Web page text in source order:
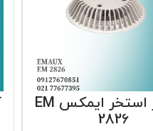
کفشور استخر ایمکس EM
2826